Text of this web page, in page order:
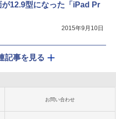
12.9型になった「iPad Pr
2015年9月10日
記事を見る
お問い合わせ